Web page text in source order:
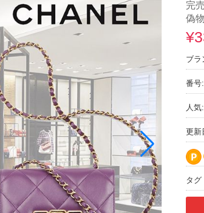
完
偽
ブラ
番号:
人気
更新
タグ